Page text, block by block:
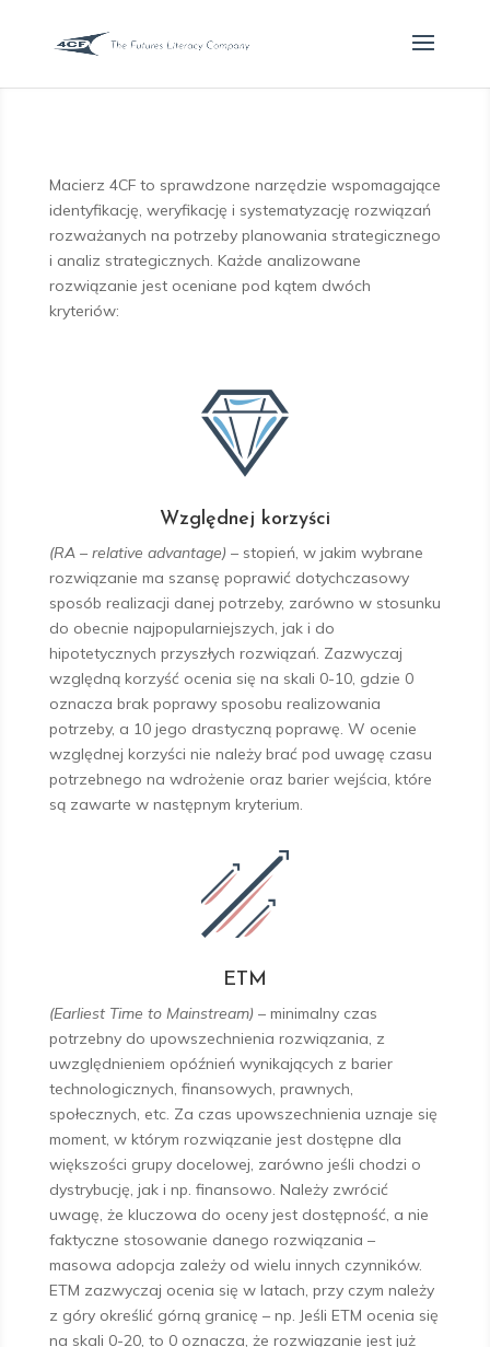
Macierz 4CF to sprawdzone narzędzie wspomagające
identyfikację, weryfikację i systematyzację rozwiązań
rozważanych na potrzeby planowania strategicznego
i analiz strategicznych. Każde analizowane
rozwiązanie jest oceniane pod kątem dwóch
kryteriów:
Względnej korzyści
(RA – relative advantage) – stopień, w jakim wybrane
rozwiązanie ma szansę poprawić dotychczasowy
sposób realizacji danej potrzeby, zarówno w stosunku
do obecnie najpopularniejszych, jak i do
hipotetycznych przyszłych rozwiązań. Zazwyczaj
względną korzyść ocenia się na skali 0-10, gdzie 0
oznacza brak poprawy sposobu realizowania
potrzeby, a 10 jego drastyczną poprawę. W ocenie
względnej korzyści nie należy brać pod uwagę czasu
potrzebnego na wdrożenie oraz barier wejścia, które
są zawarte w następnym kryterium.
ETM
(Earliest Time to Mainstream) – minimalny czas
potrzebny do upowszechnienia rozwiązania, z
uwzględnieniem opóźnień wynikających z barier
technologicznych, finansowych, prawnych,
społecznych, etc. Za czas upowszechnienia uznaje się
moment, w którym rozwiązanie jest dostępne dla
większości grupy docelowej, zarówno jeśli chodzi o
dystrybucję, jak i np. finansowo. Należy zwrócić
uwagę, że kluczowa do oceny jest dostępność, a nie
faktyczne stosowanie danego rozwiązania –
masowa adopcja zależy od wielu innych czynników.
ETM zazwyczaj ocenia się w latach, przy czym należy
z góry określić górną granicę – np. Jeśli ETM ocenia się
na skali 0-20, to 0 oznacza, że rozwiązanie jest już